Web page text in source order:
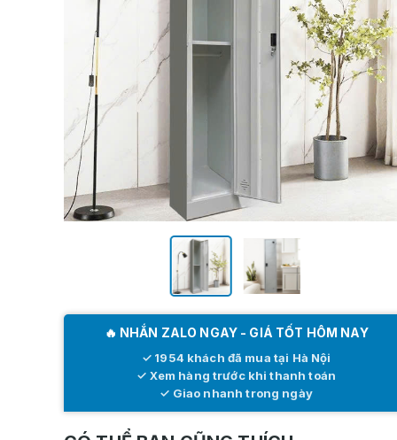
🔥 NHẮN ZALO NGAY - GIÁ TỐT HÔM NAY
✓ 1954 khách đã mua tại Hà Nội
✓ Xem hàng trước khi thanh toán
✓ Giao nhanh trong ngày